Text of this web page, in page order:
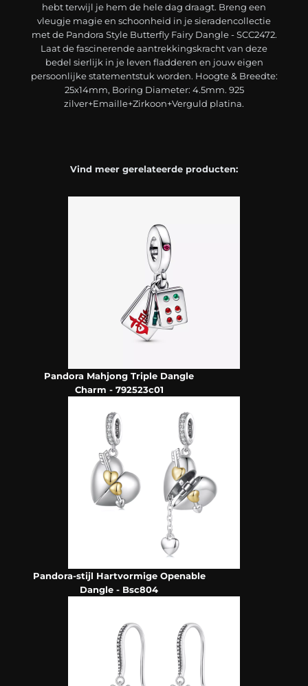
hebt terwijl je hem de hele dag draagt. Breng een
vleugje magie en schoonheid in je sieradencollectie
met de Pandora Style Butterfly Fairy Dangle - SCC2472.
Laat de fascinerende aantrekkingskracht van deze
bedel sierlijk in je leven fladderen en jouw eigen
persoonlijke statementstuk worden. Hoogte & Breedte:
25x14mm, Boring Diameter: 4.5mm. 925
zilver+Emaille+Zirkoon+Verguld platina.
Vind meer gerelateerde producten:
Pandora Mahjong Triple Dangle
Charm - 792523c01
Pandora-stijl Hartvormige Openable
Dangle - Bsc804